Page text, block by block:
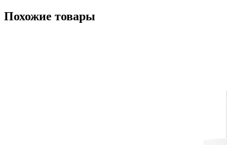
Похожие товары